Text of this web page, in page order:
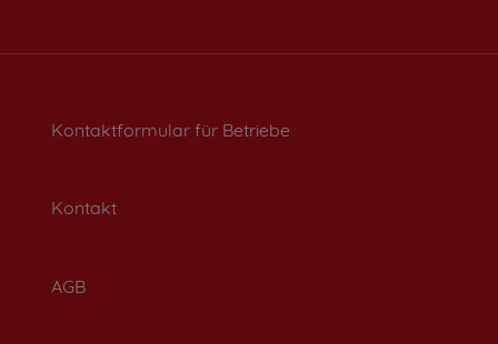
Kontaktformular für Betriebe
Kontakt
AGB